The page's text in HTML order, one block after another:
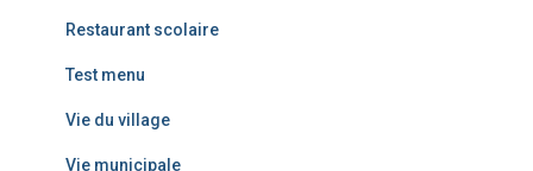
Restaurant scolaire
Test menu
Vie du village
Vie municipale